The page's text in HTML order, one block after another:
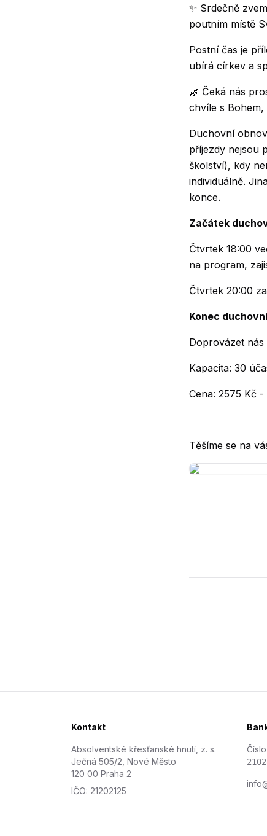
✨ Srdečně
poutním místě
Postní čas je
ubírá církev a
🌿 Čeká nás
chvíle s
Duchovní
příjezdy nejsou
školství), kdy
individuálně.
konce.
Začátek
Čtvrtek 18:00
na program,
Čtvrtek 20:00
Konec
Doprovázet nás
Kapacita: 30
Cena: 2575 Kč
Těšíme se na
Kontakt
Absolventské křesťanské hnutí, z. s.
Ječná 505/2, Nové Město
120 00 Praha 2
IČO: 21202125